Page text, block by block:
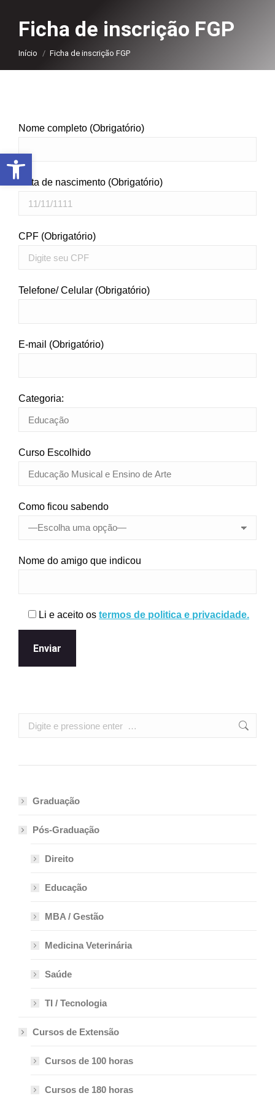
Ficha de inscrição FGP
Você está aqui:
Início Ficha de inscrição FGP
Nome completo (Obrigatório)
Data de nascimento (Obrigatório)
CPF (Obrigatório)
Telefone/ Celular (Obrigatório)
E-mail (Obrigatório)
Categoria:
Curso Escolhido
Como ficou sabendo
Nome do amigo que indicou
Li e aceito os termos de politica e privacidade.
Search:
Graduação
Pós-Graduação
Direito
Educação
MBA / Gestão
Medicina Veterinária
Saúde
TI / Tecnologia
Cursos de Extensão
Cursos de 100 horas
Cursos de 180 horas
Abrir a barra de ferramentas